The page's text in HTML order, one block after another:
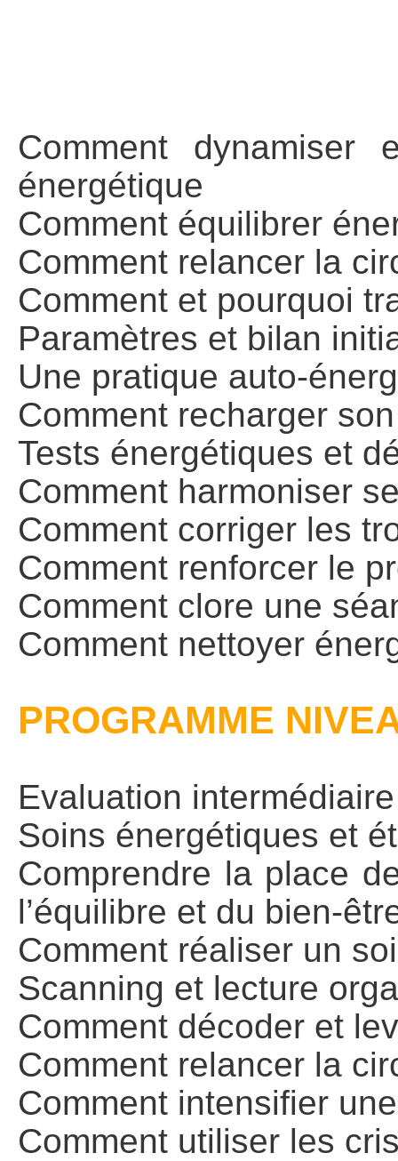
Comment dynamiser
énergétique
Comment équilibrer
Comment relancer la
Comment et pourquoi
Paramètres et bilan
Une pratique auto-
Comment recharger
Tests énergétiques et
Comment harmoniser
Comment corriger les
Comment renforcer le
Comment clore une
Comment nettoyer
PROGRAMME
Evaluation
Soins énergétiques et
Comprendre la place
l’équilibre et du bien-
Comment réaliser un
Scanning et lecture
Comment décoder et
Comment relancer la
Comment intensifier
Comment utiliser les